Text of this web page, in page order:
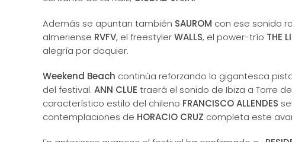
Además se apuntan también SAUROM con ese sonido
almeriense RVFV, el freestylerWALLS, el power-trío THE
alegría por doquier.
Weekend Beach continúa reforzando la gigantesca
del festival. ANN CLUE traerá el sonido de Ibiza a Torre
característico estilo del chileno FRANCISCO ALLENDES
contemplaciones de HORACIO CRUZ completa este